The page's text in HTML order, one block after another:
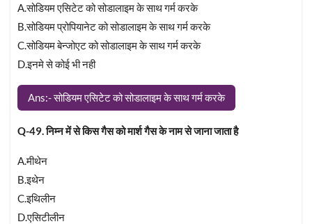
A.सोडियम एसिटेट को सोडालाइम के साथ गर्म करके
B.सोडियम प्रोपियानेट को सोडालाइम के साथ गर्म करके
C.सोडियम बेन्जोएट को सोडालाइम के साथ गर्म करके
D.इनमे से कोई भी नही
Ans:- सोडियम एसिटेट को सोडालाइम के साथ गर्म करके
Q-49. निम्न में से किस गैस को मार्श गैस के नाम से जाना जाता है
A.मीथेन
B.इथेन
C.इथिलीन
D.एसिटीलीन